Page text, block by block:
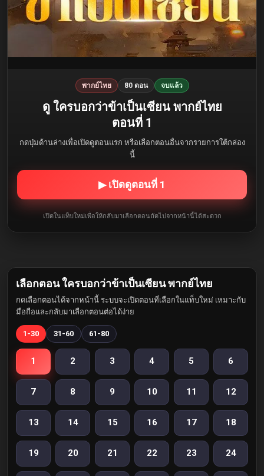
พากย์ไทย 80 ตอน จบแล้ว
ดู ใครบอกว่าข้าเป็นเซียน พากย์ไทย
ตอนที่ 1
กดปุ่มด้านล่างเพื่อเปิดดูตอนแรก หรือเลือกตอนอื่นจากรายการใต้กล่อง
นี้
▶ เปิดดูตอนที่ 1
เปิดในแท็บใหม่เพื่อให้กลับมาเลือกตอนถัดไปจากหน้านี้ได้สะดวก
เลือกตอน ใครบอกว่าข้าเป็นเซียน พากย์ไทย
กดเลือกตอนได้จากหน้านี้ ระบบจะเปิดตอนที่เลือกในแท็บใหม่ เหมาะกับ
มือถือและกลับมาเลือกตอนต่อได้ง่าย
1-30 31-60 61-80
1 2 3 4 5 6
7 8 9 10 11 12
13 14 15 16 17 18
19 20 21 22 23 24